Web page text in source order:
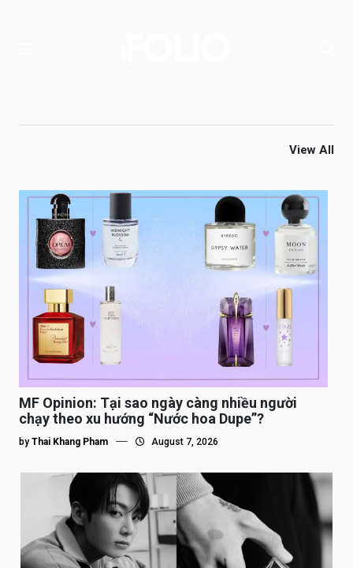
View All
MF Opinion: Tại sao ngày càng nhiều người
chạy theo xu hướng “Nước hoa Dupe”?
by Thai Khang Pham August 7, 2026